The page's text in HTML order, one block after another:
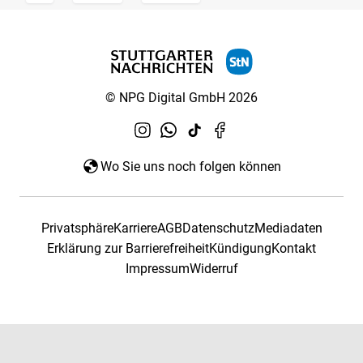
© NPG Digital GmbH 2026
Wo Sie uns noch folgen können
PrivatsphäreKarriereAGBDatenschutzMediadaten
Erklärung zur BarrierefreiheitKündigungKontakt
ImpressumWiderruf